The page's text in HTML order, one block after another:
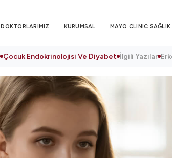
DOKTORLARIMIZ KURUMSAL MAYO CLINIC
Çocuk Endokrinolojisi Ve Diyabet İlgili Yazılar